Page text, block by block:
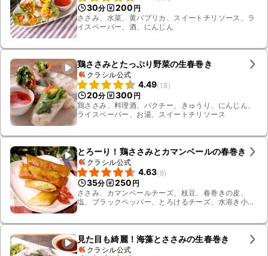
30分 200 円
ささみ、水菜、黄パプリカ、スイートチリソース、ラ
イスペーパー、酒、にんじん
鶏ささみとたっぷり野菜の生春巻き
クラシル公式
4.49(18)
20分 300 円
鶏ささみ、料理酒、パクチー、きゅうり、にんじん、
ライスペーパー、お湯、スイートチリソース
とろーり！鶏ささみとカマンベールの春巻き
クラシル公式
4.63(8)
35分 250 円
ささみ、カマンベールチーズ、枝豆、春巻きの皮、
塩、ブラックペッパー、とろけるチーズ、水溶き小麦
見た目も綺麗！海藻とささみの生春巻き
クラシル公式